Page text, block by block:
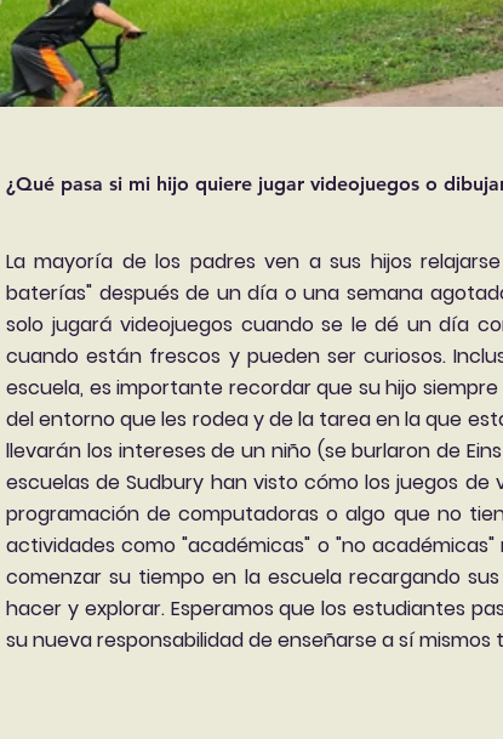
¿Qué pasa si mi hijo quiere jugar videojuegos o
La mayoría de los padres ven a sus hijos
baterías" después de un día o una semana
solo jugará videojuegos cuando se le dé un día
cuando están frescos y pueden ser curiosos.
escuela, es importante recordar que su hijo
del entorno que les rodea y de la tarea en la que
llevarán los intereses de un niño (se burlaron de
escuelas de Sudbury han visto cómo los juegos
programación de computadoras o algo que no
actividades como "académicas" o "no
comenzar su tiempo en la escuela recargando
hacer y explorar. Esperamos que los estudiantes
su nueva responsabilidad de enseñarse a sí